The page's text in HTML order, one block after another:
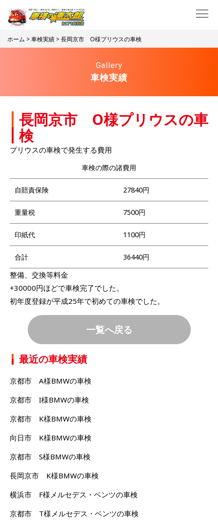
ホーム >車検実績 > 長岡京市 O様プリウスの車検
Gallery
車検実績
長岡京市 O様プリウスの車
検
プリウスの車検で発生する費用
車検の際の諸費用
自賠責保険 27840円
重量税 7500円
印紙代 1100円
合計 36440円
整備、交換等料金
+30000円ほどで車検完了でした。
初年度登録が平成25年で初めての車検でした。
一覧へ戻る
最近の車検実績
京都市 A様BMWの車検
京都市 I様BMWの車検
京都市 K様BMWの車検
向日市 K様BMWの車検
京都市 S様BMWの車検
長岡京市 K様BMWの車検
横浜市 F様メルセデス・ベンツの車検
京都市 T様メルセデス・ベンツの車検